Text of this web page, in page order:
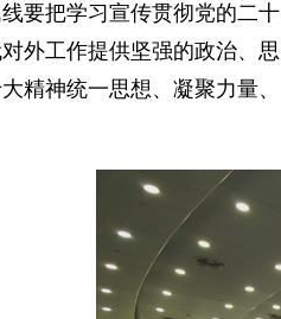
要把学习宣传贯彻党的二
外工作提供坚强的政治、
精神统一思想、凝聚力量